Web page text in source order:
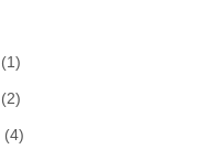
(1)
(2)
(4)